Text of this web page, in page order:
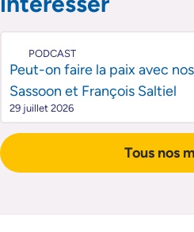
PODCAST
Peut-on faire la paix avec
Sassoon et François Saltiel
29 juillet 2026
Tous nos